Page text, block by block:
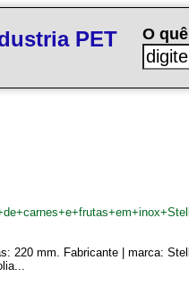
PET O
220 mm. Fabricante | marca: